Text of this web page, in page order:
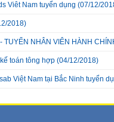
Viêt Nam tuyển dụng (07/12/
2018)
TUYỂN NHÂN VIÊN HÀNH
toán tông hợp (04/12/2018)
Việt Nam tại Bắc Ninh tuyển